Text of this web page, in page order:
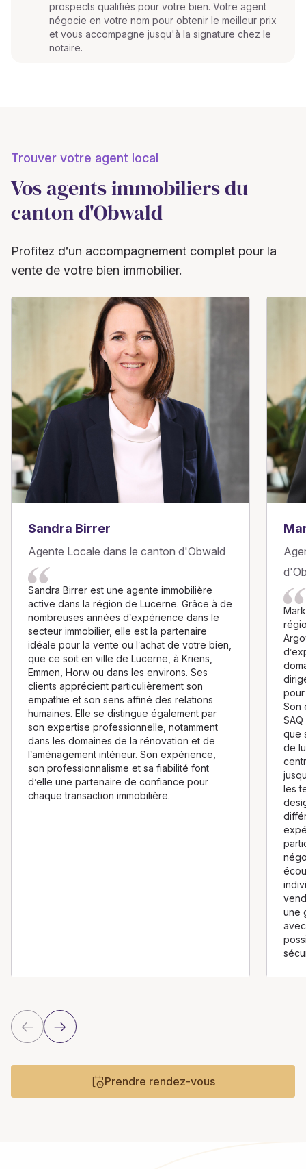
prospects qualifiés pour votre bien. Votre agent
négocie en votre nom pour obtenir le meilleur prix
et vous accompagne jusqu'à la signature chez le
notaire.
Trouver votre agent local
Vos agents immobiliers du
canton d'Obwald
Profitez d’un accompagnement complet pour la
vente de votre bien immobilier.
Sandra Birrer
Agente Locale dans le canton d'Obwald
Sandra Birrer est une agente immobilière
active dans la région de Lucerne. Grâce à de
nombreuses années d’expérience dans le
secteur immobilier, elle est la partenaire
idéale pour la vente ou l’achat de votre bien,
que ce soit en ville de Lucerne, à Kriens,
Emmen, Horw ou dans les environs. Ses
clients apprécient particulièrement son
empathie et son sens affiné des relations
humaines. Elle se distingue également par
son expertise professionnelle, notamment
dans les domaines de la rénovation et de
l’aménagement intérieur. Son expérience,
son professionnalisme et sa fiabilité font
d’elle une partenaire de confiance pour
chaque transaction immobilière.
Son
que
de
les
une
Prendre rendez-vous